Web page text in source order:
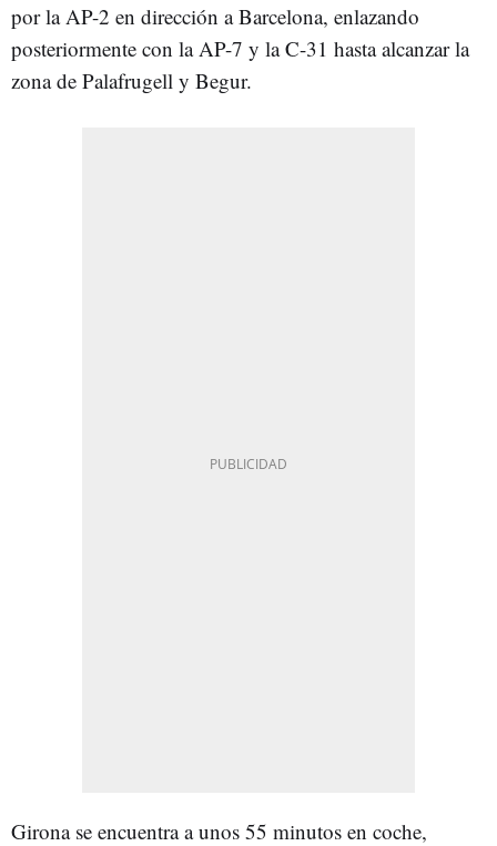
por la AP-2 en dirección a Barcelona, enlazando
posteriormente con la AP-7 y la C-31 hasta alcanzar la
zona de Palafrugell y Begur.
Girona se encuentra a unos 55 minutos en coche,